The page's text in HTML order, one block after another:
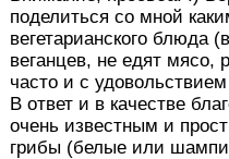
поделиться со мной
вегетарианского блюда
веганцев, не едят
часто и с
В ответ и в качестве
очень известным и
грибы (белые или